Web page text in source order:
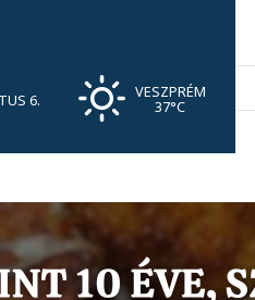
6. VESZPRÉM
37°C